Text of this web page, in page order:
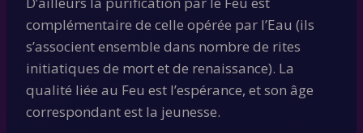
complémentaire de celle opérée par l’Eau (ils
s’associent ensemble dans nombre de rites
initiatiques de mort et de renaissance). La
qualité liée au Feu est l’espérance, et son âge
correspondant est la jeunesse.